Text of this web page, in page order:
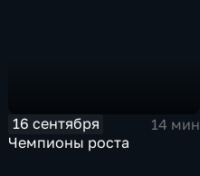
16 сентября
14 мин
Чемпионы роста